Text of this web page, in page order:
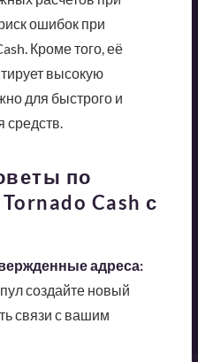
ошибок при
Кроме того, её
высокую
для быстрого и
средств.
по
Cash с
адреса:
создайте новый
связи с вашим